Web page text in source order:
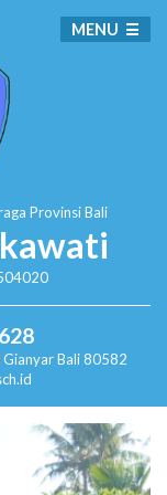
Provinsi Bali
Gianyar Bali 80582
MENU